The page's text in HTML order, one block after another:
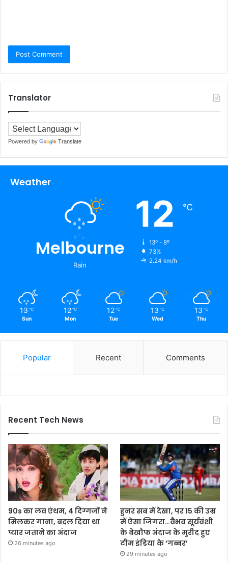
Translator
Powered by Translate
Weather
Melbourne
Rain
12 ℃
13º - 8º
73%
2.24 km/h
13 ℃
Sun
12 ℃
Mon
12 ℃
Tue
13 ℃
Wed
13 ℃
Thu
Popular Recent Comments
Recent Tech News
90s का लव एंथम, 4 दिग्गजों ने
मिलकर गाना, बदल दिया था
प्यार जताने का अंदाज
26 minutes ago
हुनर सब में देखा, पर 15 की उम्र
में ऐसा जिगरा…वैभव सूर्यवंशी
के बेखौफ अंदाज के मुरीद हुए
टीम इंडिया के ‘गब्बर’
29 minutes ago